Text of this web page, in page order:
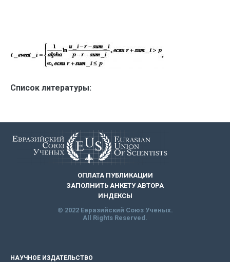
Список литературы:
ОПЛАТА ПУБЛИКАЦИИ
ЗАПОЛНИТЬ АНКЕТУ АВТОРА
ИНДЕКСЫ
© 2022 Евразийский Союз Ученых.
All Rights Reserved.
НАУЧНОЕ ИЗДАТЕЛЬСТВО